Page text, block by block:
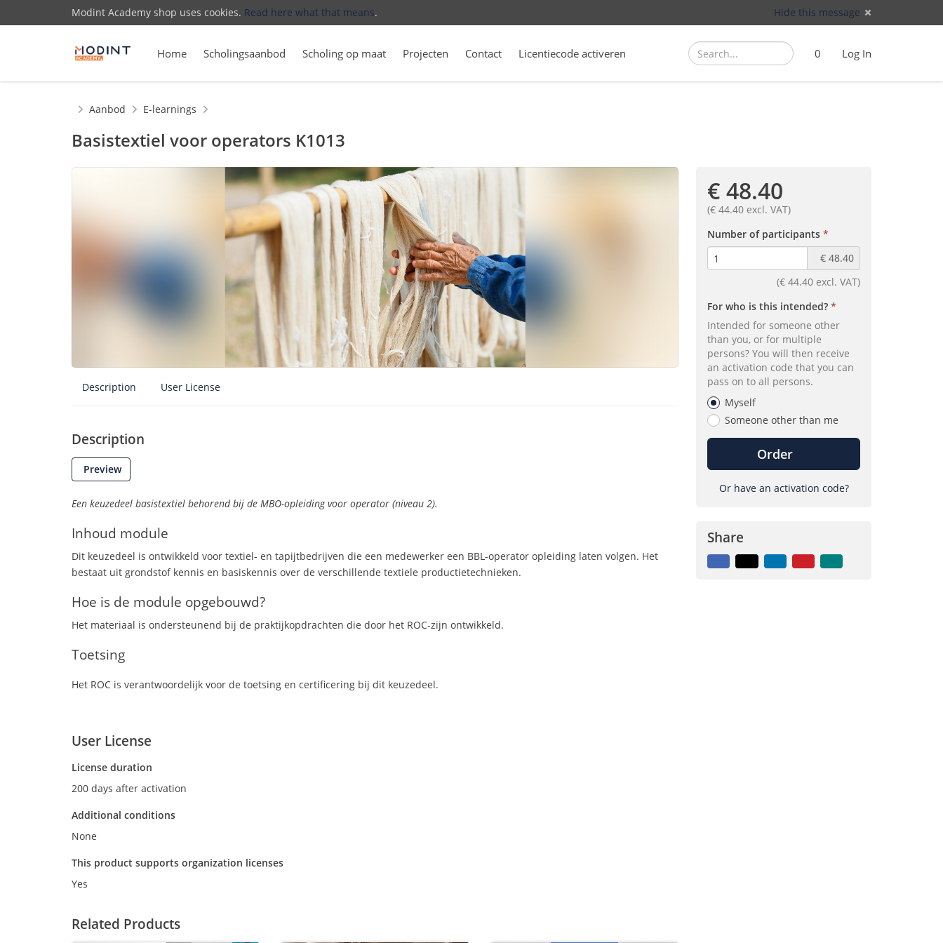
Modint Academy shop uses cookies. Read here what that means. Hide this message
Home Scholingsaanbod Scholing op maat Projecten Contact Licentiecode activeren Search SearchCart
0 Log In
HomeAanbod E-learnings
Basistextiel voor operators K1013
Description User License
Description
Preview
Een keuzedeel basistextiel behorend bij de MBO-opleiding voor operator (niveau 2).
Inhoud module
Dit keuzedeel is ontwikkeld voor textiel- en tapijtbedrijven die een medewerker een BBL-operator opleiding laten volgen. Het
bestaat uit grondstof kennis en basiskennis over de verschillende textiele productietechnieken.
Hoe is de module opgebouwd?
Het materiaal is ondersteunend bij de praktijkopdrachten die door het ROC-zijn ontwikkeld.
Toetsing
Het ROC is verantwoordelijk voor de toetsing en certificering bij dit keuzedeel.
User License
License duration
200 days after activation
Additional conditions
None
This product supports organization licenses
Yes
Related Products
€ 48.40
(€ 44.40 excl. VAT)
Number of participants (required)
€ 48.40
(€ 44.40 excl. VAT)
For who is this intended? (required)
Intended for someone other
than you, or for multiple
persons? You will then receive
an activation code that you can
pass on to all persons.
Myself
Someone other than me
Order
Or have an activation code?
Share
Facebook
X LinkedInPinterest
Mail
to